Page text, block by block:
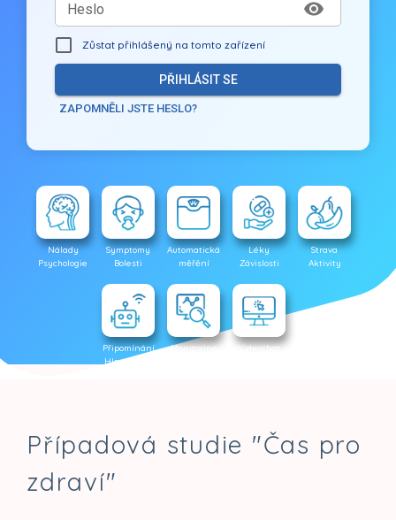
Heslo
Zůstat přihlášený na tomto zařízení
PŘIHLÁSIT SE
ZAPOMNĚLI JSTE HESLO?
Nálady
Psychologie
Symptomy
Bolesti
Automatická
měřění
Léky
Závislosti
Strava
Aktivity
Připomínání
Hlas. roboti
Monitoring
Videochat
Případová studie "Čas pro
zdraví"